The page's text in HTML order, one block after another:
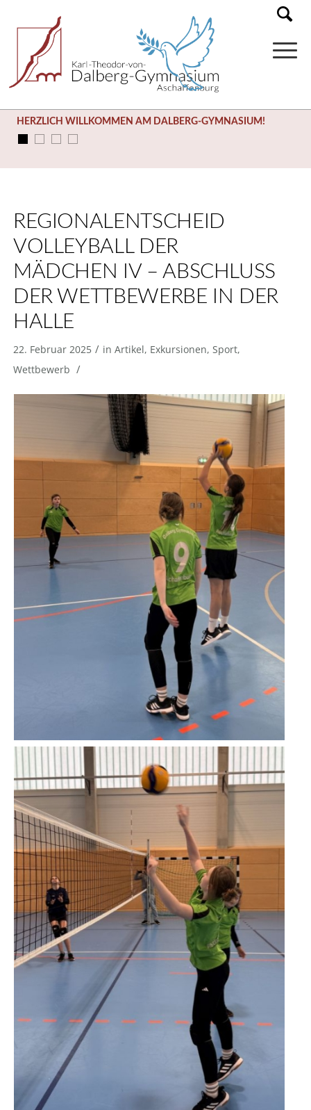
HERZLICH WILLKOMMEN AM DALBERG-GYMNASIUM!
REGIONALENTSCHEID
VOLLEYBALL DER
MÄDCHEN IV – ABSCHLUSS
DER WETTBEWERBE IN DER
HALLE
22. Februar 2025 / in Artikel, Exkursionen, Sport,
Wettbewerb /